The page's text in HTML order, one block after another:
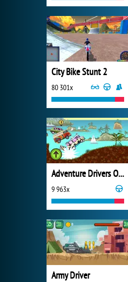
City Bike Stunt 2
80 301x
Adventure Drivers Online
9 963x
Army Driver